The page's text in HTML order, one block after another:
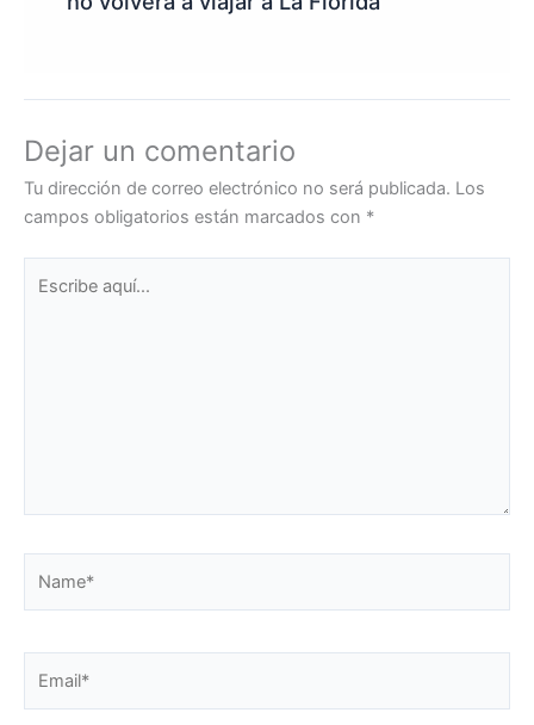
Dejar un comentario
Tu dirección de correo electrónico no será publicada. Los
campos obligatorios están marcados con *
aquí...